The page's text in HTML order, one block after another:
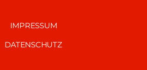
IMPRESSUM
DATENSCHUTZ